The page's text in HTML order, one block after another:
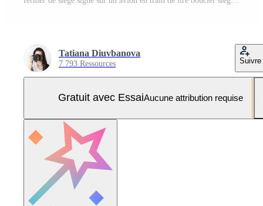
Tatiana Diuvbanova
7 793 Ressources Suivre
Gratuit avec EssaiAucune attribution requise